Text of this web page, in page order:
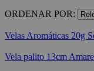
ORDENAR POR:
Velas Aromáticas 20g
Vela palito 13cm